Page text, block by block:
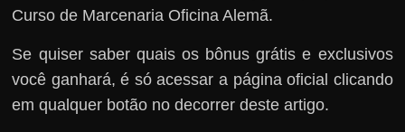
Curso de Marcenaria Oficina Alemã.
Se quiser saber quais os bônus grátis e exclusivos
você ganhará, é só acessar a página oficial clicando
em qualquer botão no decorrer deste artigo.